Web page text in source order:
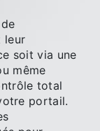
leur
soit via une
même
total
portail.